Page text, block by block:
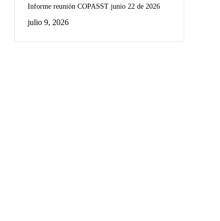
Informe reunión COPASST junio 22 de 2026
julio 9, 2026